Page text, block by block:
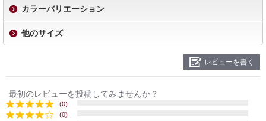
カラーバリエーション
他のサイズ
レビューを書く
最初のレビューを投稿してみませんか？
(0)
(0)